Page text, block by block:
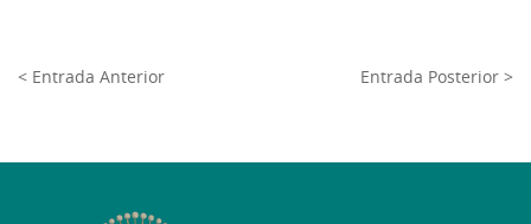
< Entrada Anterior Entrada Posterior >